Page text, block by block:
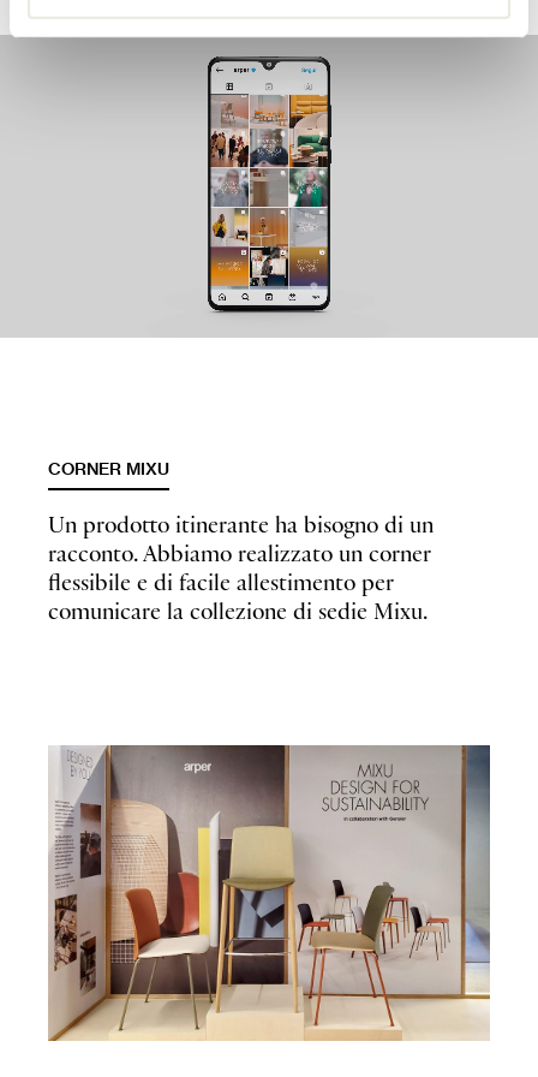
CORNER MIXU
Un prodotto itinerante ha bisogno di un
racconto. Abbiamo realizzato un corner
flessibile e di facile allestimento per
comunicare la collezione di sedie Mixu.